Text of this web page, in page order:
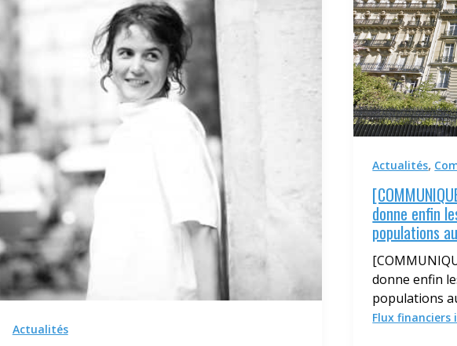
Actualités
Actualités,
donne enfin
populations
donne enfin
populations
Flux financiers